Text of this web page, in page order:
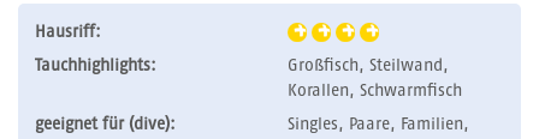
Hausriff:
Tauchhighlights:
Großfisch, Steilwand,
Korallen, Schwarmfisch
geeignet für (dive):
Singles, Paare, Familien,